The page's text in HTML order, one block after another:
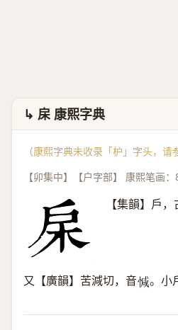
↳ 㦿 康熙字典
（康熙字典未收录「枦」字头，请
【卯集中】【户字部】 康熙笔画
【集韻】戶
又【廣韻】苦減切，音𢜩 。小